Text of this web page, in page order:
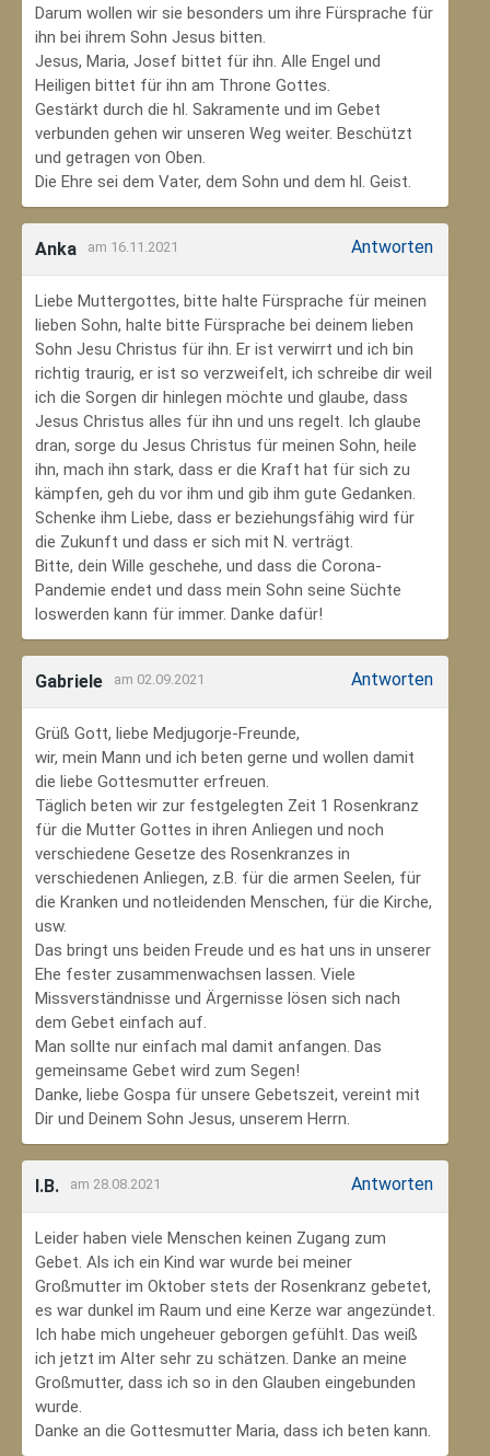
Darum wollen wir sie besonders um ihre Fürsprache für
ihn bei ihrem Sohn Jesus bitten.
Jesus, Maria, Josef bittet für ihn. Alle Engel und
Heiligen bittet für ihn am Throne Gottes.
Gestärkt durch die hl. Sakramente und im Gebet
verbunden gehen wir unseren Weg weiter. Beschützt
und getragen von Oben.
Die Ehre sei dem Vater, dem Sohn und dem hl. Geist.
Anka am 16.11.2021 Antworten
Liebe Muttergottes, bitte halte Fürsprache für meinen
lieben Sohn, halte bitte Fürsprache bei deinem lieben
Sohn Jesu Christus für ihn. Er ist verwirrt und ich bin
richtig traurig, er ist so verzweifelt, ich schreibe dir weil
ich die Sorgen dir hinlegen möchte und glaube, dass
Jesus Christus alles für ihn und uns regelt. Ich glaube
dran, sorge du Jesus Christus für meinen Sohn‚ heile
ihn, mach ihn stark, dass er die Kraft hat für sich zu
kämpfen, geh du vor ihm und gib ihm gute Gedanken.
Schenke ihm Liebe, dass er beziehungsfähig wird für
die Zukunft und dass er sich mit N. verträgt.
Bitte, dein Wille geschehe, und dass die Corona-
Pandemie endet und dass mein Sohn seine Süchte
loswerden kann für immer. Danke dafür!
Gabriele am 02.09.2021 Antworten
Grüß Gott, liebe Medjugorje-Freunde,
wir, mein Mann und ich beten gerne und wollen damit
die liebe Gottesmutter erfreuen.
Täglich beten wir zur festgelegten Zeit 1 Rosenkranz
für die Mutter Gottes in ihren Anliegen und noch
verschiedene Gesetze des Rosenkranzes in
verschiedenen Anliegen, z.B. für die armen Seelen, für
die Kranken und notleidenden Menschen, für die Kirche,
usw.
Das bringt uns beiden Freude und es hat uns in unserer
Ehe fester zusammenwachsen lassen. Viele
Missverständnisse und Ärgernisse lösen sich nach
dem Gebet einfach auf.
Man sollte nur einfach mal damit anfangen. Das
gemeinsame Gebet wird zum Segen!
Danke, liebe Gospa für unsere Gebetszeit, vereint mit
Dir und Deinem Sohn Jesus, unserem Herrn.
I.B. am 28.08.2021 Antworten
Leider haben viele Menschen keinen Zugang zum
Gebet. Als ich ein Kind war wurde bei meiner
Großmutter im Oktober stets der Rosenkranz gebetet,
es war dunkel im Raum und eine Kerze war angezündet.
Ich habe mich ungeheuer geborgen gefühlt. Das weiß
ich jetzt im Alter sehr zu schätzen. Danke an meine
Großmutter, dass ich so in den Glauben eingebunden
wurde.
Danke an die Gottesmutter Maria, dass ich beten kann.